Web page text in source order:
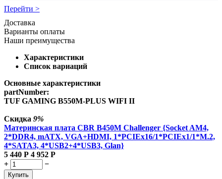
Перейти >
Доставка
Варианты оплаты
Наши преимущества
Характеристики
Список вариаций
Основные характеристики
partNumber:
TUF GAMING B550M-PLUS WIFI II
Скидка 9%
Материнская плата CBR B450M Challenger {Socket AM4,
2*DDR4, mATX, VGA+HDMI, 1*PCIEx16/1*PCIEx1/1*M.2,
4*SATA3, 4*USB2+4*USB3, Glan}
5 440 Р 4 952 Р
+
−
Купить